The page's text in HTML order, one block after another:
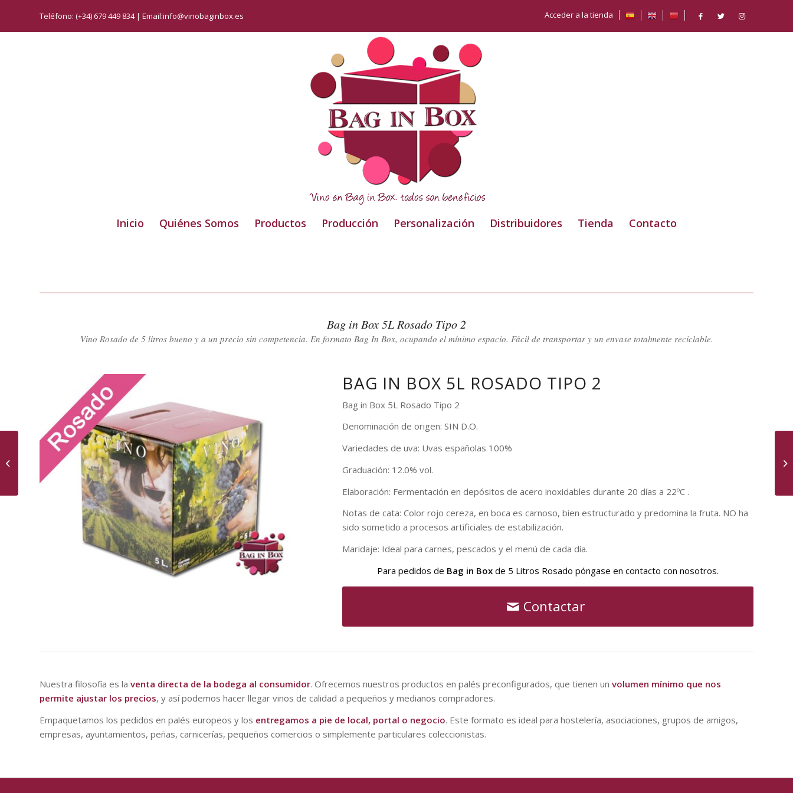
Acceder a la tienda
Teléfono: (+34) 679 449 834 | Email:info@vinobaginbox.es
Inicio Quiénes Somos Productos Producción Personalización Distribuidores Tienda Contacto
Bag in Box 5L Rosado Tipo 2
Vino Rosado de 5 litros bueno y a un precio sin competencia. En formato Bag In Box, ocupando el mínimo espacio. Fácil de transportar y un envase totalmente reciclable.
BAG IN BOX 5L ROSADO TIPO 2
Bag in Box 5L Rosado Tipo 2
Denominación de origen: SIN D.O.
Variedades de uva: Uvas españolas 100%
Graduación: 12.0% vol.
Elaboración: Fermentación en depósitos de acero inoxidables durante 20 días a 22ºC .
Notas de cata: Color rojo cereza, en boca es carnoso, bien estructurado y predomina la fruta. NO ha
sido sometido a procesos artificiales de estabilización.
Maridaje: Ideal para carnes, pescados y el menú de cada día.
Para pedidos de Bag in Box de 5 Litros Rosado póngase en contacto con nosotros.
Contactar
Nuestra filosofía es la venta directa de la bodega al consumidor. Ofrecemos nuestros productos en palés preconfigurados, que tienen un volumen mínimo que nos
permite ajustar los precios, y así podemos hacer llegar vinos de calidad a pequeños y medianos compradores.
Empaquetamos los pedidos en palés europeos y los entregamos a pie de local, portal o negocio. Este formato es ideal para hostelería, asociaciones, grupos de amigos,
empresas, ayuntamientos, peñas, carnicerías, pequeños comercios o simplemente particulares coleccionistas.
Bag in Box 5L Clarete